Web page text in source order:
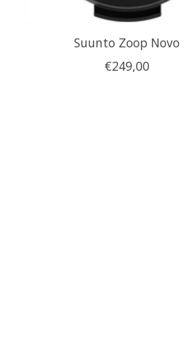
Suunto Zoop Novo
€249,00